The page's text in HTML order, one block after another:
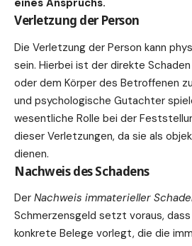
eines Anspruchs.
Verletzung der Person
Die Verletzung der Person kann
sein. Hierbei ist der direkte
oder dem Körper des Betroffenen
und psychologische Gutachter
wesentliche Rolle bei der
dieser Verletzungen, da sie als
dienen.
Nachweis des Schadens
Der Nachweis immaterieller
Schmerzensgeld setzt voraus,
konkrete Belege vorlegt, die die